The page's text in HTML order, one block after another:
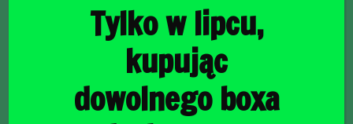
Tylko w lipcu,
kupując
dowolnego boxa